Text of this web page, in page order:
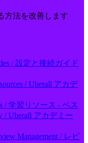
方法を改善します
/ 設定と接続ガイド
/ Uberall アカデ
/ 学習リソース - ベス
/ Uberall アカデミー
Management / レビ